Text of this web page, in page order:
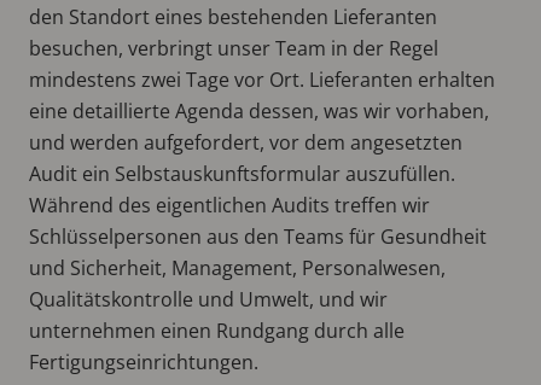
den Standort eines bestehenden Lieferanten
besuchen, verbringt unser Team in der Regel
mindestens zwei Tage vor Ort. Lieferanten erhalten
eine detaillierte Agenda dessen, was wir vorhaben,
und werden aufgefordert, vor dem angesetzten
Audit ein Selbstauskunftsformular auszufüllen.
Während des eigentlichen Audits treffen wir
Schlüsselpersonen aus den Teams für Gesundheit
und Sicherheit, Management, Personalwesen,
Qualitätskontrolle und Umwelt, und wir
unternehmen einen Rundgang durch alle
Fertigungseinrichtungen.